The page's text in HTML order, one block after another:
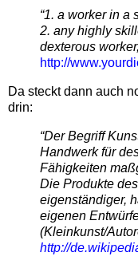
“1. a worker in a
2. any highly
dexterous
http://
Da steckt dann auch
drin:
“Der Begriff
Handwerk für
Fähigkeiten
Die Produkte
eigenständiger,
eigenen
(Kleinkunst/
http://